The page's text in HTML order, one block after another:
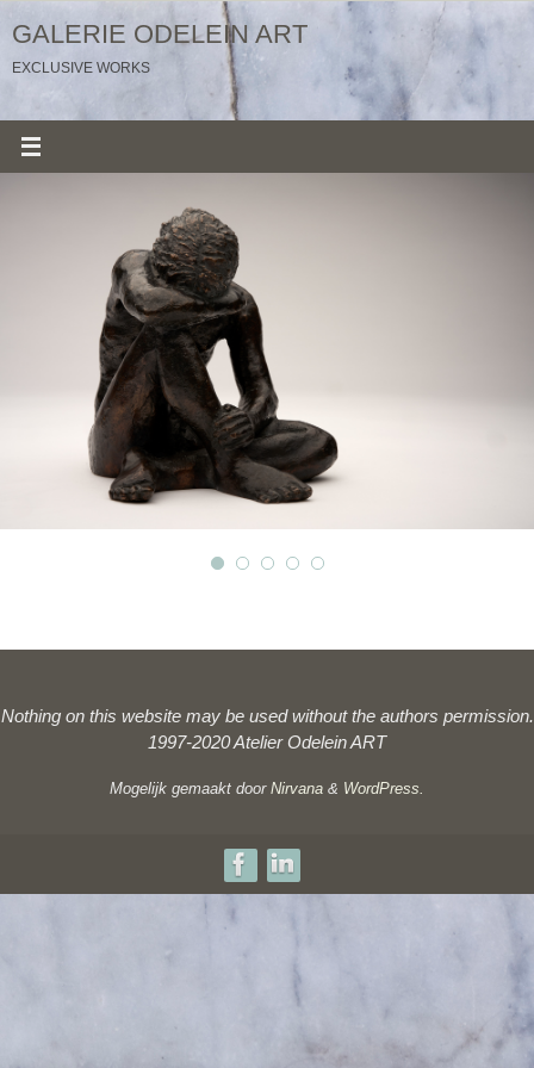
naar
de
GALERIE ODELEIN ART
EXCLUSIVE WORKS
Nothing on this website may be used without the authors permission.
1997-2020 Atelier Odelein ART
Mogelijk gemaakt door Nirvana & WordPress.